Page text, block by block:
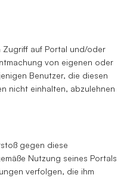
Zugriff auf Portal und/oder
von eigenen oder
Benutzer, die diesen
nicht einhalten, abzulehnen
gegen diese
Nutzung seines Portals
verfolgen, die ihm